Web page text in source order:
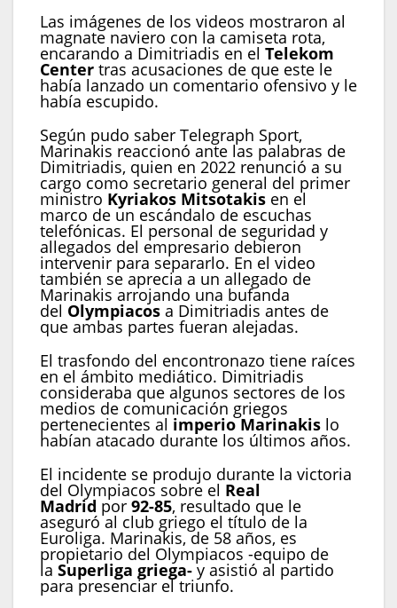
Las imágenes de los videos mostraron al
magnate naviero con la camiseta rota,
encarando a Dimitriadis en el Telekom
Center tras acusaciones de que este le
había lanzado un comentario ofensivo y le
había escupido.
Según pudo saber Telegraph Sport,
Marinakis reaccionó ante las palabras de
Dimitriadis, quien en 2022 renunció a su
cargo como secretario general del primer
ministro Kyriakos Mitsotakis en el
marco de un escándalo de escuchas
telefónicas. El personal de seguridad y
allegados del empresario debieron
intervenir para separarlo. En el video
también se aprecia a un allegado de
Marinakis arrojando una bufanda
del Olympiacos a Dimitriadis antes de
que ambas partes fueran alejadas.
El trasfondo del encontronazo tiene raíces
en el ámbito mediático. Dimitriadis
consideraba que algunos sectores de los
medios de comunicación griegos
pertenecientes al imperio Marinakis lo
habían atacado durante los últimos años.
El incidente se produjo durante la victoria
del Olympiacos sobre el Real
Madrid por 92-85, resultado que le
aseguró al club griego el título de la
Euroliga. Marinakis, de 58 años, es
propietario del Olympiacos -equipo de
la Superliga griega-y asistió al partido
para presenciar el triunfo.